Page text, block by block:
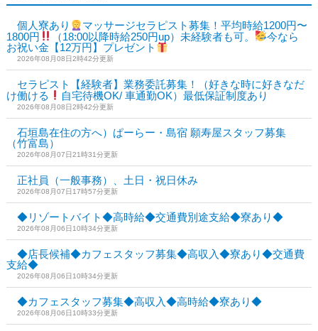
個人寮あり
マッサージセラピスト募集！平均時給1200円〜
1800円
（18:00以降時給250円up）未経験者も可。
今なら
お祝い金【12万円】プレゼント
2026年08月08日2時42分更新
セラピスト【経験者】業務委託募集！（好きな時に好きなだ
け働ける
自宅待機OK/ 車通勤OK）最低保証制度あり
2026年08月08日2時42分更新
石垣島在住の方へ）ぱーらー・島宿 願寿屋スタッフ募集
（竹富島）
2026年08月07日21時31分更新
正社員（一般事務）、土日・祝日休み
2026年08月07日17時57分更新
◆リゾートバイト◆高時給◆交通費別途支給◆寮あり◆
2026年08月06日10時34分更新
◆店長候補◆カフェスタッフ募集◆高収入◆寮あり◆交通費
支給◆
2026年08月06日10時34分更新
◆カフェスタッフ募集◆高収入◆高時給◆寮あり◆
2026年08月06日10時33分更新